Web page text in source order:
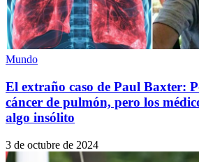
Mundo
El extraño caso de Paul Baxter:
cáncer de pulmón, pero los
algo insólito
3 de octubre de 2024